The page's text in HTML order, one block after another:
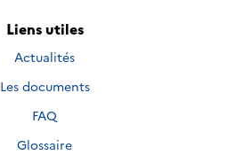
Liens utiles
Actualités
Les documents
FAQ
Glossaire